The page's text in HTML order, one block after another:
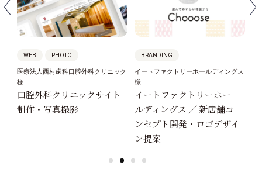
WEB PHOTO
医療法人西村歯科口腔外科クリニック
様
口腔外科クリニックサイト
制作・写真撮影
BRANDING
イートファクトリーホールディングス
様
イートファクトリーホー
ルディングス ／ 新店舗コ
ンセプト開発・ロゴデザイ
ン提案